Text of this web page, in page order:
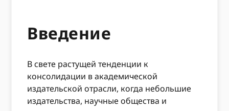
Введение
В свете растущей тенденции к
консолидации в академической
издательской отрасли, когда небольшие
издательства, научные общества и